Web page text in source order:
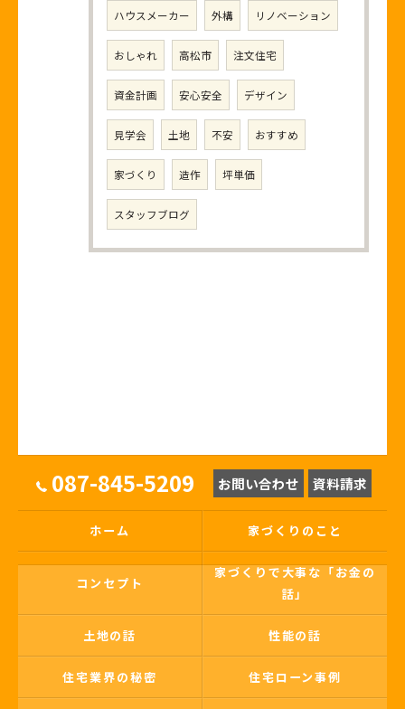
ハウスメーカー 外構 リノベーション
おしゃれ 高松市 注文住宅
資金計画 安心安全 デザイン
見学会 土地 不安 おすすめ
家づくり 造作 坪単価
スタッフブログ
087-845-5209 お問い合わせ 資料請求
ホーム 家づくりのこと
コンセプト
家づくりで大事な「お金の
話」
土地の話 性能の話
住宅業界の秘密 住宅ローン事例